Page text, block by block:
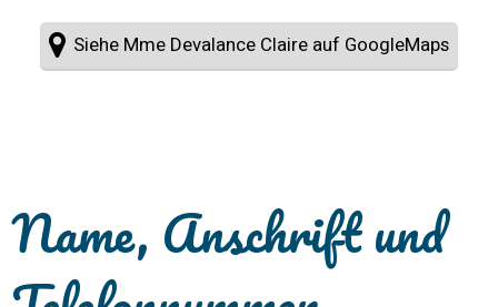
Siehe Mme Devalance Claire auf GoogleMaps
Name, Anschrift und